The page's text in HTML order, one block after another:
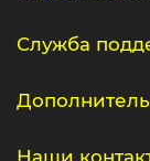
Служба
Наши